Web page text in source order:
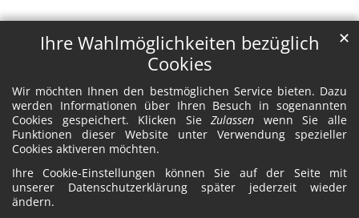
Ihre Wahlmöglichkeiten bezüglich
Cookies
Wir möchten Ihnen den bestmöglichen Service bieten. Dazu
werden Informationen über Ihren Besuch in sogenannten
Cookies gespeichert. Klicken SieZulassen wenn Sie alle
Funktionen dieser Website unter Verwendung spezieller
Cookies aktiveren möchten.
Ihre Cookie-Einstellungen können Sie auf der Seite mit
unserer Datenschutzerklärung später jederzeit wieder
ändern.
✕